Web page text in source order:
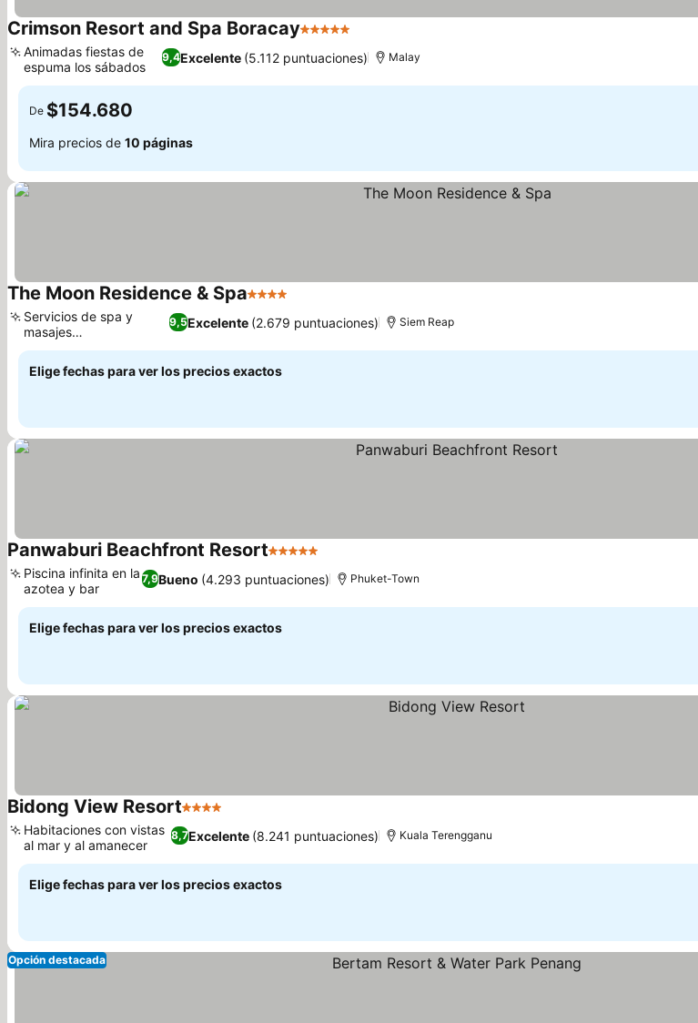
Crimson Resort and Spa Boracay5 Estrellas
9,4Excelente (5.112 puntuaciones)
Animadas fiestas de
espuma los sábados
Malay
De $154.680
Mira precios de 10 páginas
The Moon Residence & Spa4 Estrellas
9,5Excelente (2.679 puntuaciones)
Servicios de spa y
masajes
rejuvenecedores
Siem Reap
Elige fechas para ver los precios exactos
Panwaburi Beachfront Resort5 Estrellas
7,9Bueno (4.293 puntuaciones)
Piscina infinita en la
azotea y bar
Phuket-Town
Elige fechas para ver los precios exactos
Bidong View Resort4 Estrellas
8,7Excelente (8.241 puntuaciones)
Habitaciones con vistas
al mar y al amanecer
Kuala Terengganu
Elige fechas para ver los precios exactos
Opción destacada